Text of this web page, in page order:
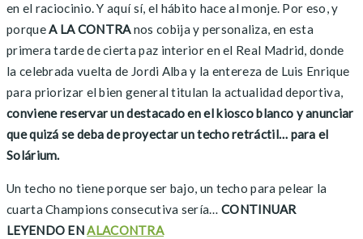
en el raciocinio. Y aquí sí, el hábito hace al monje. Por eso, y
porqueA LA CONTRAnos cobija y personaliza, en esta
primera tarde de cierta paz interior en el Real Madrid, donde
la celebrada vuelta de Jordi Alba y la entereza de Luis Enrique
para priorizar el bien general titulan la actualidad deportiva,
conviene reservar un destacado en el kiosco blanco y anunciar
que quizá se deba de proyectar un techo retráctil… para el
Solárium.
Un techo no tiene porque ser bajo, un techo para pelear la
cuarta Champions consecutiva sería… CONTINUAR
LEYENDO ENALACONTRA